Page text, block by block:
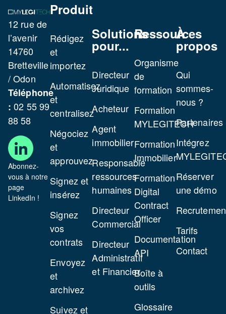
de
bon
Modèle
bon
de
visite
(vente)
Modèle
de
12 rue de
l’avenir
14760
Bretteville
/ Odon
Téléphone
: 02 55 99
88 58
Abonnez-
vous à notre
page
LinkedIn !
Produit
Rédigez
et
importez
Automatisez
et
centralisez
Négociez
et
approuvez
Signez et
insérez
Signez
vos
contrats
Envoyez
et
archivez
Suivez et
Solutions
pour...
Directeur
Juridique
Acheteur
Agent
immobilier
Responsable
ressources
humaines
Directeur
Commercial
Directeur
Administratif
et Financier
Ressources
Organisme
de
formation
Formation
MYLEGITECH
Formation
Immobilier
Formation
Digital
Contract
Officer
Documentation
API
Boîte à
outils
Glossaire
À
propos
Qui
sommes-
nous ?
Partenaires
Intégrez
Réserver
une démo
Tarifs
Contact